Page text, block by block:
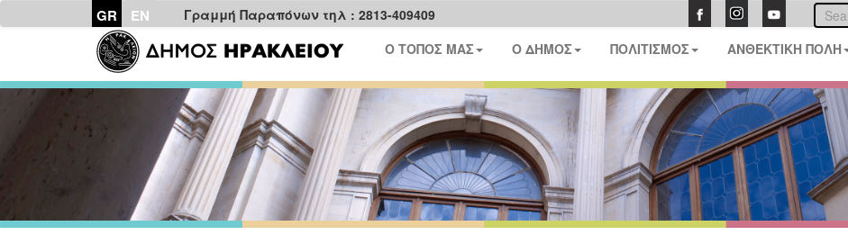
GR EN Γραμμή Παραπόνων τηλ : 2813-409409
Ο ΤΟΠΟΣ ΜΑΣ Ο ΔΗΜΟΣ ΠΟΛΙΤΙΣΜΟΣ ΑΝΘΕΚΤΙΚΗ ΠΟΛΗ